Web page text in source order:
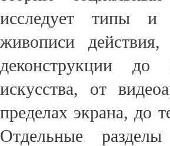
исследует типыи
живописи действия,
деконструкции до
искусства, от
пределах экрана, до
Отдельные разделы